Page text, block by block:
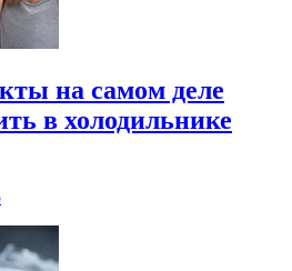
на самом деле
в холодильнике